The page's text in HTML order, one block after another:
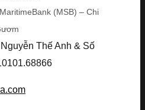
(MSB) – Chi
Thế Anh & Số